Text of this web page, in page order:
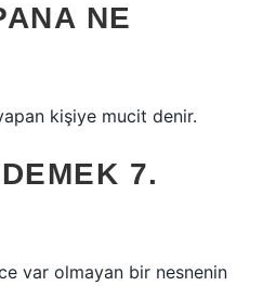
NE
kişiye mucit denir.
7.
var olmayan bir nesnenin